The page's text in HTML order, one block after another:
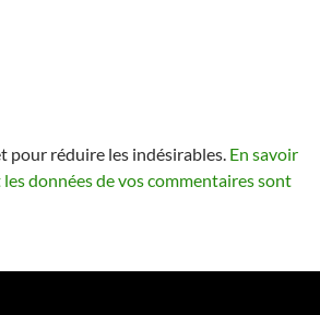
pour réduire les indésirables. En savoir
données de vos commentaires sont